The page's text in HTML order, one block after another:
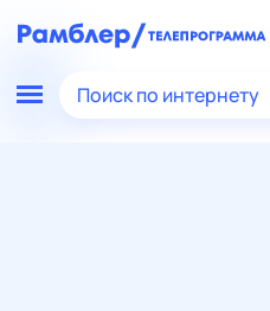
Поиск по интернету